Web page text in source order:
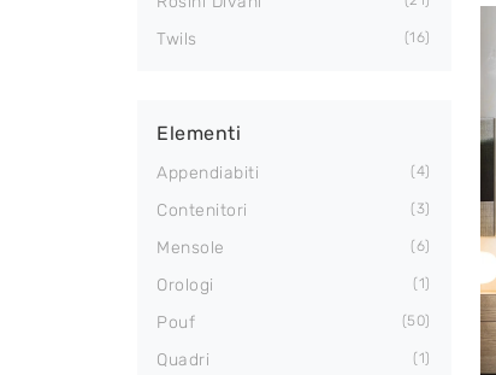
Twils 16
Elementi
Appendiabiti 4
Contenitori 3
Mensole 6
Orologi 1
Pouf 50
Quadri 1